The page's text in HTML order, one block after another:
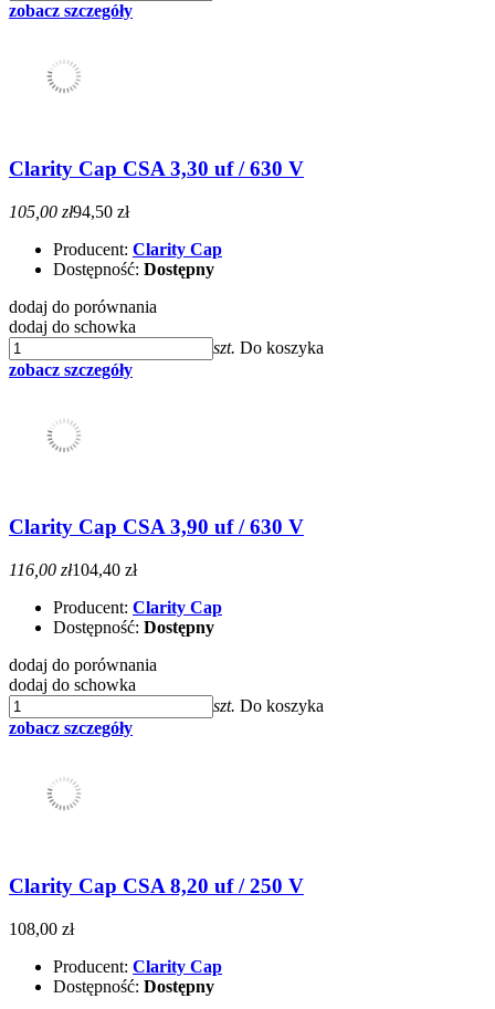
zobacz szczegóły
Clarity Cap CSA 3,30 uf / 630 V
105,00 zł94,50 zł
Producent: Clarity Cap
Dostępność: Dostępny
dodaj do porównania
dodaj do schowka
szt. Do koszyka
zobacz szczegóły
Clarity Cap CSA 3,90 uf / 630 V
116,00 zł104,40 zł
Producent: Clarity Cap
Dostępność: Dostępny
dodaj do porównania
dodaj do schowka
szt. Do koszyka
zobacz szczegóły
Clarity Cap CSA 8,20 uf / 250 V
108,00 zł
Producent: Clarity Cap
Dostępność: Dostępny